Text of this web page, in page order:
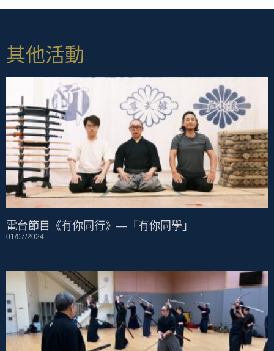
其他活動
電台節目《有你同行》—「有你同學」
01/07/2024